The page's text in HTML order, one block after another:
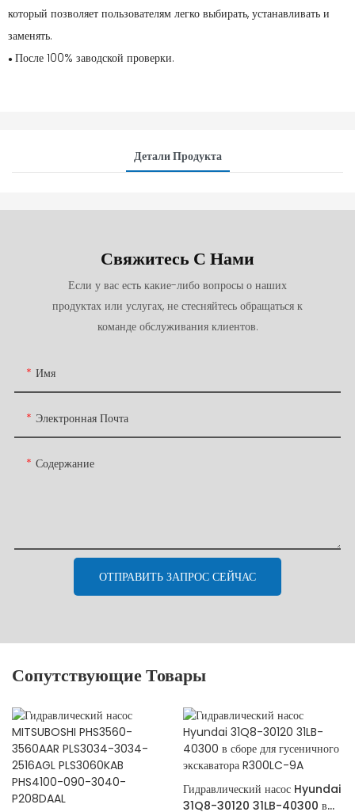
который позволяет пользователям легко выбирать, устанавливать и
заменять.
● После 100% заводской проверки.
Детали Продукта
Свяжитесь С Нами
Если у вас есть какие-либо вопросы о наших
продуктах или услугах, не стесняйтесь обращаться к
команде обслуживания клиентов.
Имя
Электронная Почта
Содержание
ОТПРАВИТЬ ЗАПРОС СЕЙЧАС
Сопутствующие Товары
Гидравлический насос Hyundai
31Q8-30120 31LB-40300 в